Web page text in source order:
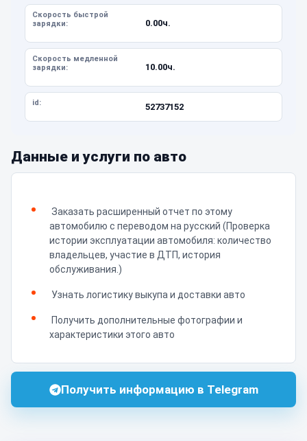
Скорость быстрой
зарядки:
0.00ч.
Скорость медленной
зарядки:
10.00ч.
id: 52737152
Данные и услуги по авто
Заказать расширенный отчет по этому
автомобилю с переводом на русский (Проверка
истории эксплуатации автомобиля: количество
владельцев, участие в ДТП, история
обслуживания.)
Узнать логистику выкупа и доставки авто
Получить дополнительные фотографии и
характеристики этого авто
Получить информацию в Telegram